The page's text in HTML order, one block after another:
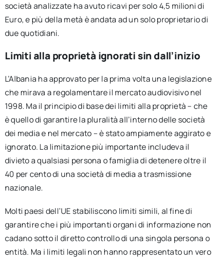
società analizzate ha avuto ricavi per solo 4,5 milioni di
Euro, e più della metà è andata ad un solo proprietario di
due quotidiani.
Limiti alla proprietà ignorati sin dall’inizio
L’Albania ha approvato per la prima volta una legislazione
che mirava a regolamentare il mercato audiovisivo nel
1998. Ma il principio di base dei limiti alla proprietà – che
è quello di garantire la pluralità all’interno delle società
dei media e nel mercato – è stato ampiamente aggirato e
ignorato. La limitazione più importante includeva il
divieto a qualsiasi persona o famiglia di detenere oltre il
40 per cento di una società di media a trasmissione
nazionale.
Molti paesi dell’UE stabiliscono limiti simili, al fine di
garantire che i più importanti organi di informazione non
cadano sotto il diretto controllo di una singola persona o
entità. Ma i limiti legali non hanno rappresentato un vero